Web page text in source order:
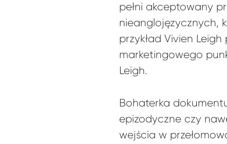
pełni akceptowany
nieanglojęzycznych,
przykład Vivien
marketingowego
Leigh.
Bohaterka
epizodyczne czy
wejścia w